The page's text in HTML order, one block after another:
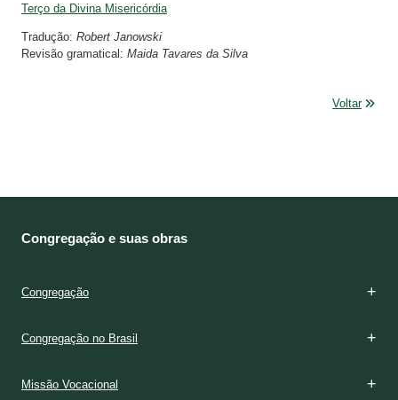
Terço da Divina Misericórdia
Tradução: Robert Janowski
Revisão gramatical: Maida Tavares da Silva
Voltar
Congregação e suas obras
Congregação
Congregação no Brasil
Missão Vocacional